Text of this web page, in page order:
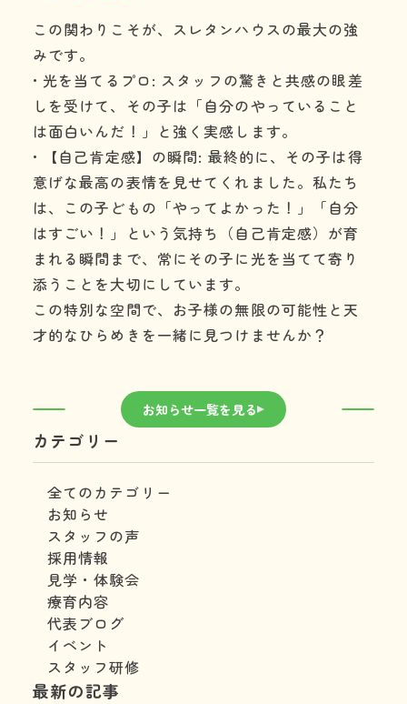
この関わりこそが、スレタンハウスの最大の強
みです。
• 光を当てるプロ: スタッフの驚きと共感の眼差
しを受けて、その子は「自分のやっていること
は面白いんだ！」と強く実感します。
• 【自己肯定感】の瞬間: 最終的に、その子は得
意げな最高の表情を見せてくれました。私たち
は、この子どもの「やってよかった！」「自分
はすごい！」という気持ち（自己肯定感）が育
まれる瞬間まで、常にその子に光を当てて寄り
添うことを大切にしています。
この特別な空間で、お子様の無限の可能性と天
才的なひらめきを一緒に見つけませんか？
お知らせ一覧を見る
カテゴリー
全てのカテゴリー
お知らせ
スタッフの声
採用情報
見学・体験会
療育内容
代表ブログ
イベント
スタッフ研修
最新の記事